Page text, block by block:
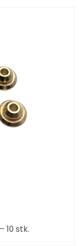
10 stk.